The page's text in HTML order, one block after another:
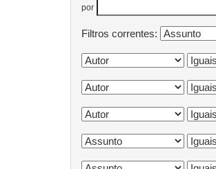
por
Filtros correntes: